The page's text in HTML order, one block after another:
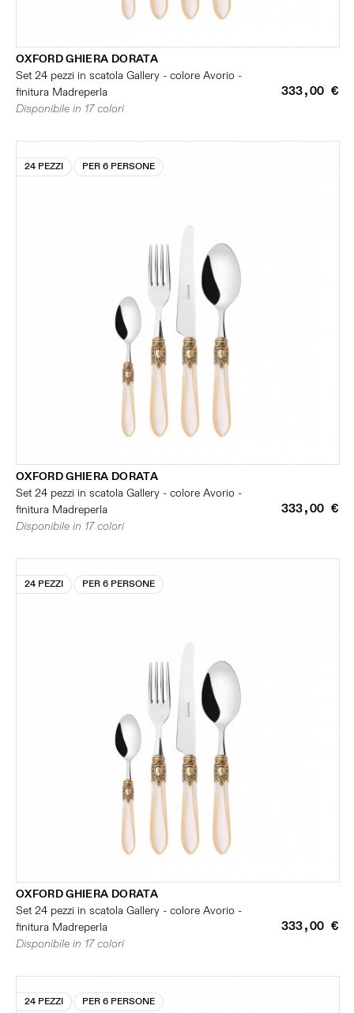
OXFORD GHIERA DORATA
Set 24 pezzi in scatola Gallery - colore Avorio -
finitura Madreperla
333,00 €
Disponibile in 17 colori
24 PEZZI PER 6 PERSONE
OXFORD GHIERA DORATA
Set 24 pezzi in scatola Gallery - colore Avorio -
finitura Madreperla
333,00 €
Disponibile in 17 colori
24 PEZZI PER 6 PERSONE
OXFORD GHIERA DORATA
Set 24 pezzi in scatola Gallery - colore Avorio -
finitura Madreperla
333,00 €
Disponibile in 17 colori
24 PEZZI PER 6 PERSONE